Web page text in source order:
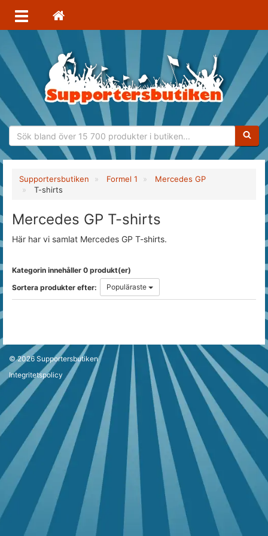
Supportersbutiken Formel 1
Mercedes GP
T-shirts
Mercedes GP T-shirts
Här har vi samlat Mercedes GP T-shirts.
Kategorin innehåller 0 produkt(er)
Sortera produkter efter:
Populäraste
© 2026 Supportersbutiken
Integritetspolicy